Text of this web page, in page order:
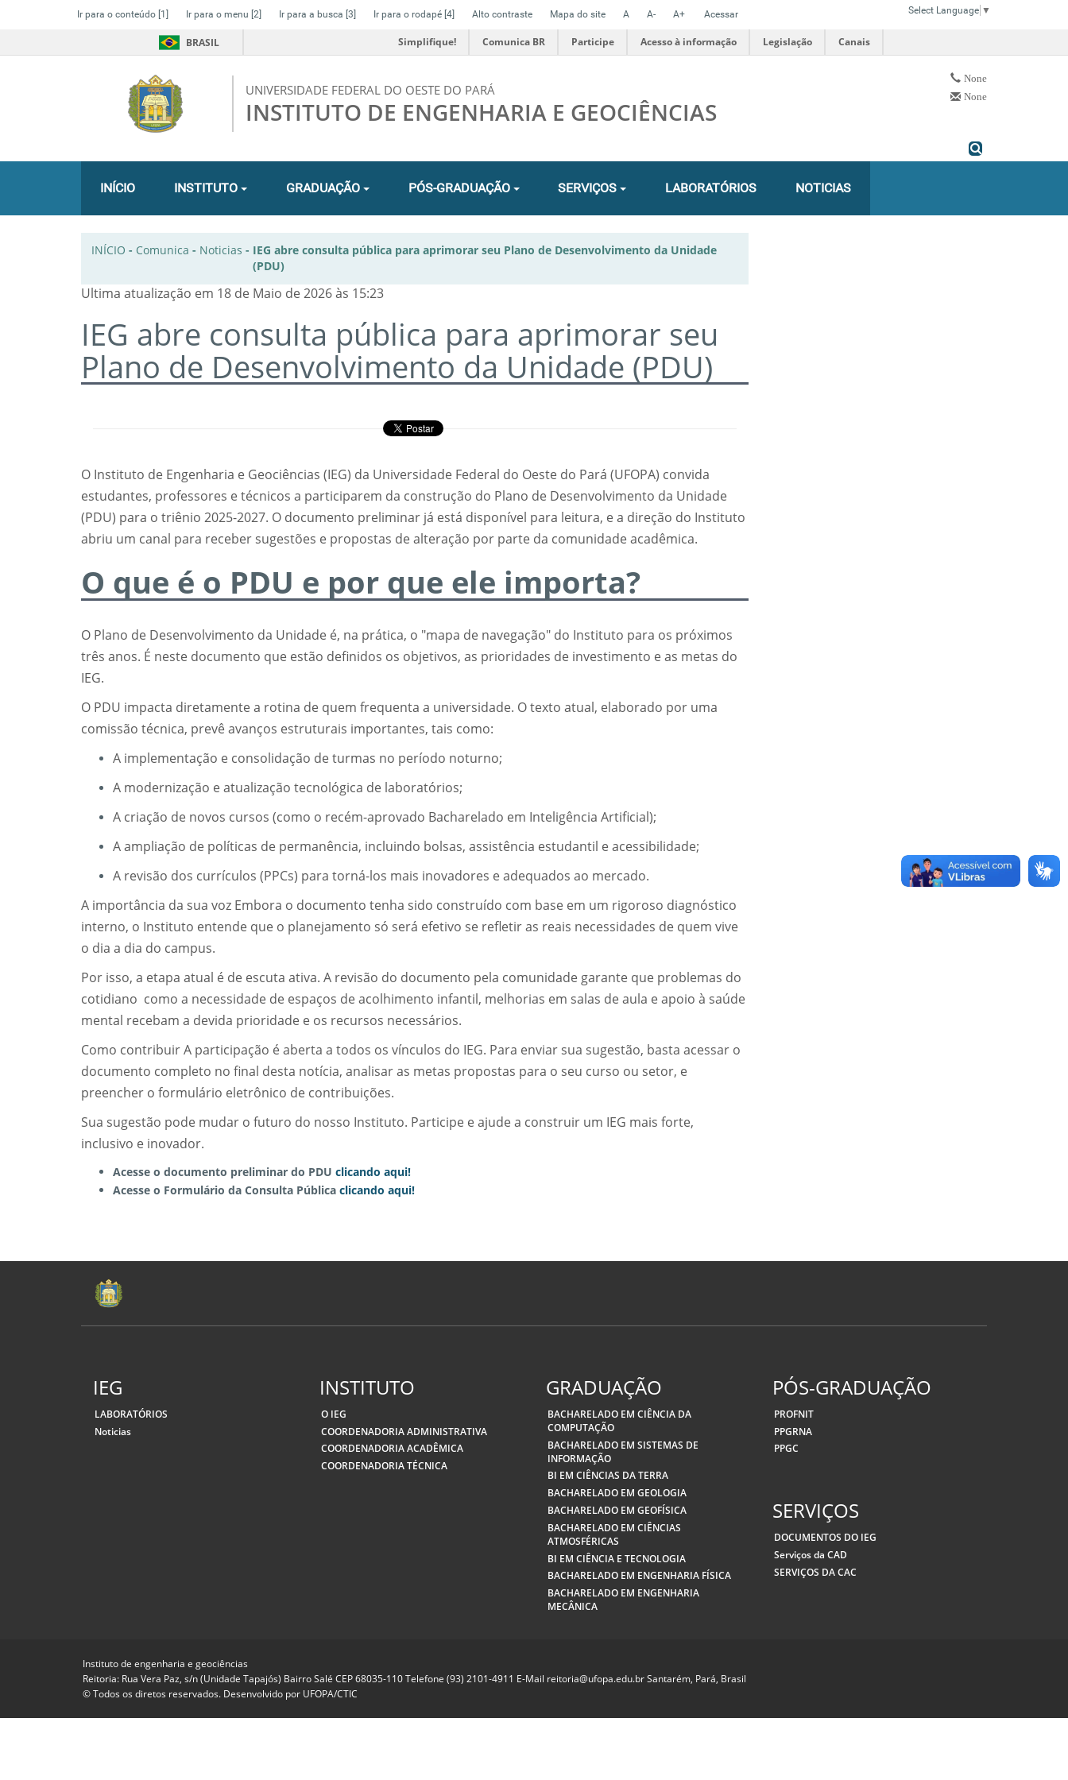
Ir para o conteúdo [1] Ir para o menu [2] Ir para a busca [3] Ir para o rodapé [4] Alto contraste Mapa do site A A- A+ Acessar Select Language ▼
BRASIL Simplifique! Comunica BR Participe Acesso à informação Legislação Canais
UNIVERSIDADE FEDERAL DO OESTE DO PARÁ
INSTITUTO DE ENGENHARIA E GEOCIÊNCIAS
None
None
INÍCIO INSTITUTO GRADUAÇÃO PÓS-GRADUAÇÃO SERVIÇOS LABORATÓRIOS NOTICIAS
INÍCIO - Comunica - Noticias - IEG abre consulta pública para aprimorar seu Plano de Desenvolvimento da Unidade
(PDU)
Ultima atualização em 18 de Maio de 2026 às 15:23
IEG abre consulta pública para aprimorar seu
Plano de Desenvolvimento da Unidade (PDU)
O Instituto de Engenharia e Geociências (IEG) da Universidade Federal do Oeste do Pará (UFOPA) convida
estudantes, professores e técnicos a participarem da construção do Plano de Desenvolvimento da Unidade
(PDU) para o triênio 2025-2027. O documento preliminar já está disponível para leitura, e a direção do Instituto
abriu um canal para receber sugestões e propostas de alteração por parte da comunidade acadêmica.
O que é o PDU e por que ele importa?
O Plano de Desenvolvimento da Unidade é, na prática, o "mapa de navegação" do Instituto para os próximos
três anos. É neste documento que estão definidos os objetivos, as prioridades de investimento e as metas do
IEG.
O PDU impacta diretamente a rotina de quem frequenta a universidade. O texto atual, elaborado por uma
comissão técnica, prevê avanços estruturais importantes, tais como:
A implementação e consolidação de turmas no período noturno;
A modernização e atualização tecnológica de laboratórios;
A criação de novos cursos (como o recém-aprovado Bacharelado em Inteligência Artificial);
A ampliação de políticas de permanência, incluindo bolsas, assistência estudantil e acessibilidade;
A revisão dos currículos (PPCs) para torná-los mais inovadores e adequados ao mercado.
A importância da sua voz Embora o documento tenha sido construído com base em um rigoroso diagnóstico
interno, o Instituto entende que o planejamento só será efetivo se refletir as reais necessidades de quem vive
o dia a dia do campus.
Por isso, a etapa atual é de escuta ativa. A revisão do documento pela comunidade garante que problemas do
cotidiano como a necessidade de espaços de acolhimento infantil, melhorias em salas de aula e apoio à saúde
mental recebam a devida prioridade e os recursos necessários.
Como contribuir A participação é aberta a todos os vínculos do IEG. Para enviar sua sugestão, basta acessar o
documento completo no final desta notícia, analisar as metas propostas para o seu curso ou setor, e
preencher o formulário eletrônico de contribuições.
Sua sugestão pode mudar o futuro do nosso Instituto. Participe e ajude a construir um IEG mais forte,
inclusivo e inovador.
Acesse o documento preliminar do PDU clicando aqui!
Acesse o Formulário da Consulta Pública clicando aqui!
IEG
LABORATÓRIOS
Noticias
INSTITUTO
O IEG
COORDENADORIA ADMINISTRATIVA
COORDENADORIA ACADÊMICA
COORDENADORIA TÉCNICA
GRADUAÇÃO
BACHARELADO EM CIÊNCIA DA
COMPUTAÇÃO
BACHARELADO EM SISTEMAS DE
INFORMAÇÃO
BI EM CIÊNCIAS DA TERRA
BACHARELADO EM GEOLOGIA
BACHARELADO EM GEOFÍSICA
BACHARELADO EM CIÊNCIAS
ATMOSFÉRICAS
BI EM CIÊNCIA E TECNOLOGIA
BACHARELADO EM ENGENHARIA FÍSICA
BACHARELADO EM ENGENHARIA
MECÂNICA
PÓS-GRADUAÇÃO
PROFNIT
PPGRNA
PPGC
SERVIÇOS
DOCUMENTOS DO IEG
Serviços da CAD
SERVIÇOS DA CAC
Instituto de engenharia e geociências
Reitoria: Rua Vera Paz, s/n (Unidade Tapajós) Bairro Salé CEP 68035-110 Telefone (93) 2101-4911 E-Mail reitoria@ufopa.edu.br Santarém, Pará, Brasil
© Todos os diretos reservados. Desenvolvido por UFOPA/CTIC